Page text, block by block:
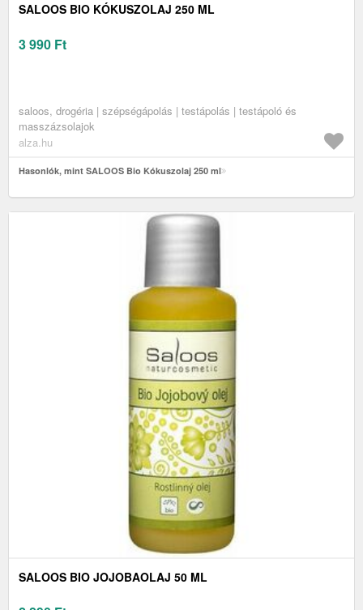
SALOOS BIO KÓKUSZOLAJ 250 ML
3 990 Ft
saloos, drogéria | szépségápolás | testápolás | testápoló és
masszázsolajok
alza.hu
Hasonlók, mint SALOOS Bio Kókuszolaj 250 ml
SALOOS BIO JOJOBAOLAJ 50 ML